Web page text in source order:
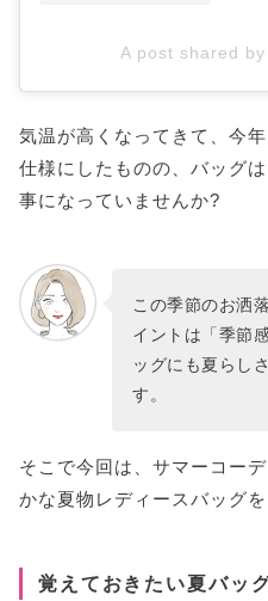
A post shared
気温が高くなってきて、今
仕様にしたものの、バッグ
事になっていませんか?
この季節のお洒
イントは「季節
ッグにも夏らし
す。
そこで今回は、サマーコー
かな夏物レディースバッグを
覚えておきたい夏バッ